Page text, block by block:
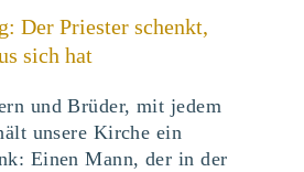
Der Priester schenkt,
sich hat
und Brüder, mit jedem
unsere Kirche ein
Einen Mann, der in der